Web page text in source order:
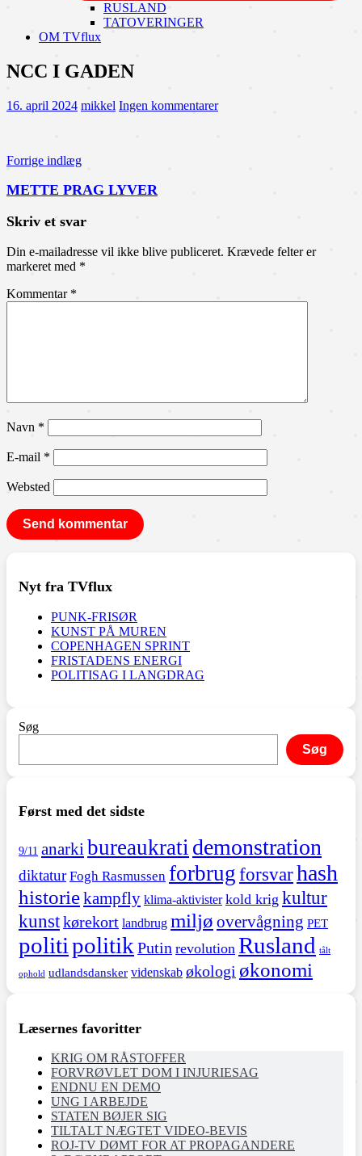
RUSLAND
TATOVERINGER
OM TVflux
NCC I GADEN
16. april 2024 mikkel Ingen kommentarer
Indlægsnavigation
Forrige indlæg
METTE PRAG LYVER
Skriv et svar
Din e-mailadresse vil ikke blive publiceret. Krævede felter er
markeret med *
Kommentar *
Navn *
E-mail *
Websted
Nyt fra TVflux
PUNK-FRISØR
KUNST PÅ MUREN
COPENHAGEN SPRINT
FRISTADENS ENERGI
POLITISAG I LANGDRAG
Søg
Søg
Først med det sidste
9/11 anarki bureaukrati demonstration
diktatur Fogh Rasmussen forbrugforsvarhash
historiekampfly klima-aktivister kold krig kultur
kunstkørekort landbrug miljø overvågning PET
politipolitik Putin revolution Rusland tålt
ophold udlandsdansker videnskab økologi økonomi
Læsernes favoritter
KRIG OM RÅSTOFFER
FORVRØVLET DOM I INJURIESAG
ENDNU EN DEMO
UNG I ARBEJDE
STATEN BØJER SIG
TILTALT NÆGTET VIDEO-BEVIS
ROJ-TV DØMT FOR AT PROPAGANDERE